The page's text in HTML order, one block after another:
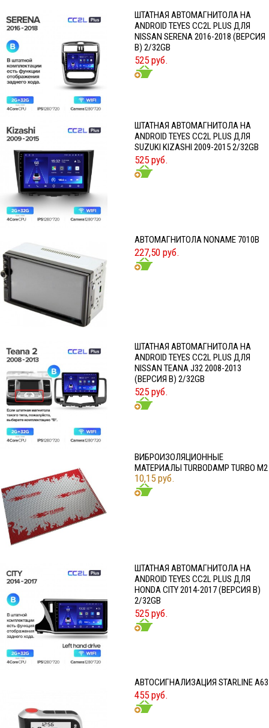
ШТАТНАЯ АВТОМАГНИТОЛА НА
ANDROID TEYES CC2L PLUS ДЛЯ
NISSAN SERENA 2016-2018 (ВЕРСИЯ
B) 2/32GB
525 руб.
ШТАТНАЯ АВТОМАГНИТОЛА НА
ANDROID TEYES CC2L PLUS ДЛЯ
SUZUKI KIZASHI 2009-2015 2/32GB
525 руб.
АВТОМАГНИТОЛА NONAME 7010B
227,50 руб.
ШТАТНАЯ АВТОМАГНИТОЛА НА
ANDROID TEYES CC2L PLUS ДЛЯ
NISSAN TEANA J32 2008-2013
(ВЕРСИЯ B) 2/32GB
525 руб.
ВИБРОИЗОЛЯЦИОННЫЕ
МАТЕРИАЛЫ TURBODAMP TURBO M2
10,15 руб.
ШТАТНАЯ АВТОМАГНИТОЛА НА
ANDROID TEYES CC2L PLUS ДЛЯ
HONDA CITY 2014-2017 (ВЕРСИЯ B)
2/32GB
525 руб.
АВТОСИГНАЛИЗАЦИЯ STARLINE A63
455 руб.